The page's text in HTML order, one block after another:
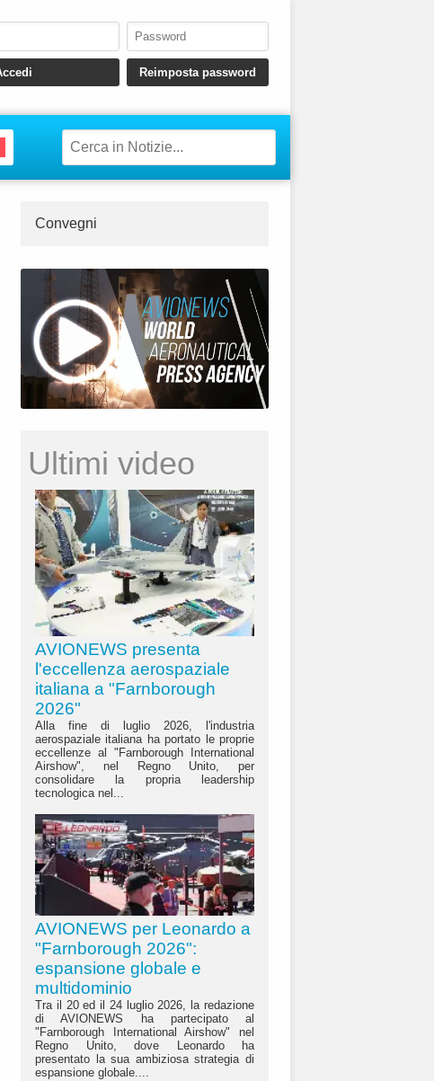
Convegni
Ultimi video
AVIONEWS presenta
l'eccellenza aerospaziale
italiana a "Farnborough
2026"
Alla fine di luglio 2026, l'industria
aerospaziale italiana ha portato le proprie
eccellenze al "Farnborough International
Airshow", nel Regno Unito, per
consolidare la propria leadership
tecnologica nel...
AVIONEWS per Leonardo a
"Farnborough 2026":
espansione globale e
multidominio
Tra il 20 ed il 24 luglio 2026, la redazione
di AVIONEWS ha partecipato al
"Farnborough International Airshow" nel
Regno Unito, dove Leonardo ha
presentato la sua ambiziosa strategia di
espansione globale....